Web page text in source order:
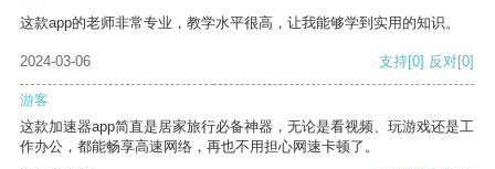
这款app的老师非常专业，教学水平很高，让我能够学到实用的知识。
2024-03-06 支持[0] 反对[0]
游客
这款加速器app简直是居家旅行必备神器，无论是看视频、玩游戏还是工
作办公，都能畅享高速网络，再也不用担心网速卡顿了。